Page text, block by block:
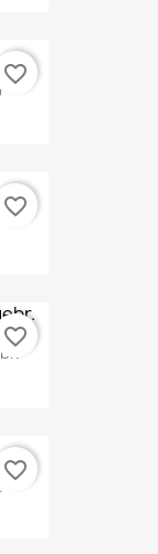
favorite_border
favorite_border
favorite_border
favorite_border